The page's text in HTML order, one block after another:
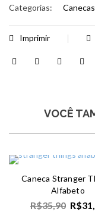
Categorias:
Imprimir
VOCÊ
Caneca Stranger
Alfabeto
R$35,90 R$